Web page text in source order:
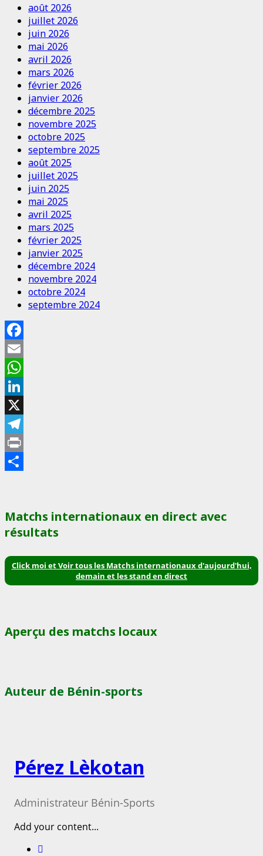
août 2026
juillet 2026
juin 2026
mai 2026
avril 2026
mars 2026
février 2026
janvier 2026
décembre 2025
novembre 2025
octobre 2025
septembre 2025
août 2025
juillet 2025
juin 2025
mai 2025
avril 2025
mars 2025
février 2025
janvier 2025
décembre 2024
novembre 2024
octobre 2024
septembre 2024
Facebook
Email
WhatsApp
LinkedIn
X
Telegram
Print
Matchs internationaux en direct avec
résultats
Click moi et Voir tous les Matchs internationaux d'aujourd'hui,
demain et les stand en direct
Aperçu des matchs locaux
Auteur de Bénin-sports
Pérez Lèkotan
Administrateur Bénin-Sports
Add your content...